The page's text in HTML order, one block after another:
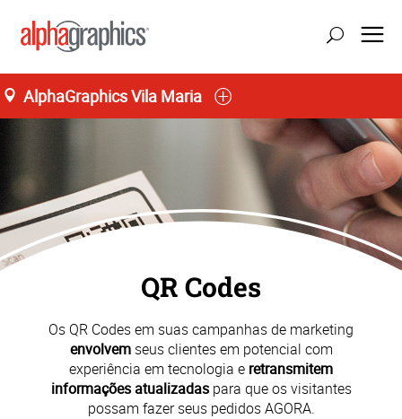
AlphaGraphics Vila Maria
QR Codes
Os QR Codes em suas campanhas de marketing
envolvemseus clientes em potencial com
experiência em tecnologia e retransmitem
informações atualizadaspara que os visitantes
possam fazer seus pedidos AGORA.